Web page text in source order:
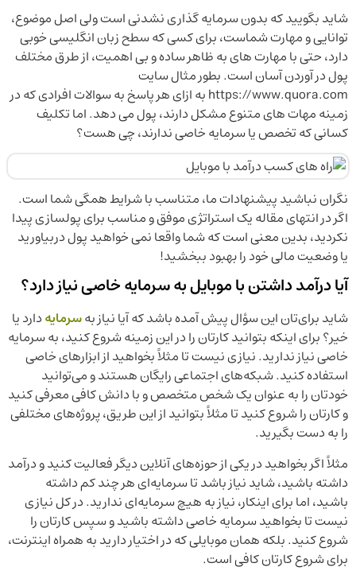
شاید بگویید که بدون سرمایه گذاری نشدنی است ولی اصل موضوع،
توانایی و مهارت شماست، برای کسی که سطح زبان انگلیسی خوبی
دارد، حتی با مهارت های به ظاهر ساده و بی اهمیت، از طرق مختلف
پول در آوردن آسان است. بطور مثال سایت
https://www.quora.com به ازای هر پاسخ به سوالات افرادی که در
زمینه مهات های متنوع مشکل دارند، پول می دهد. اما تکلیف
کسانی که تخصص یا سرمایه خاصی ندارند، چی هست؟
نگران نباشید پیشنهادات ما، متناسب با شرایط همگی شما است.
اگر در انتهای مقاله یک استراتژی موفق و مناسب برای پولسازی پیدا
نکردید، بدین معنی است که شما واقعا نمی خواهید پول دربیاورید
یا وضعیت مالی خود را بهبود ببخشید!
آیا درآمد داشتن با موبایل به سرمایه خاصی نیاز دارد؟
شاید برای‌تان این سؤال پیش آمده باشد که آیا نیاز بهسرمایهدارد یا
خیر؟ برای اینکه بتوانید کارتان را در این زمینه شروع کنید، به سرمایه
خاصی نیاز ندارید. نیازی نیست تا مثلاً بخواهید از ابزارهای خاصی
استفاده کنید. شبکه‌های اجتماعی رایگان هستند و می‌توانید
خودتان را به عنوان یک شخص متخصص و با دانش کافی معرفی کنید
و کارتان را شروع کنید تا مثلاً بتوانید از این طریق، پروژه‌های مختلفی
را به دست بگیرید.
مثلاً اگر بخواهید در یکی از حوزه‌های آنلاین دیگر فعالیت کنید و درآمد
داشته باشید، شاید نیاز باشد تا سرمایه‌ای هر چند کم داشته
باشید، اما برای اینکار، نیاز به هیچ سرمایه‌ای ندارید. در کل نیازی
نیست تا بخواهید سرمایه خاصی داشته باشید و سپس کارتان را
شروع کنید. بلکه همان موبایلی که در اختیار دارید به همراه اینترنت،
برای شروع کارتان کافی است.